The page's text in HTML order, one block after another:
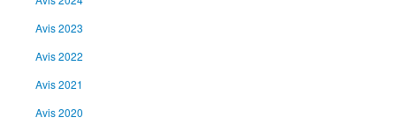
Avis 2023
Avis 2022
Avis 2021
Avis 2020